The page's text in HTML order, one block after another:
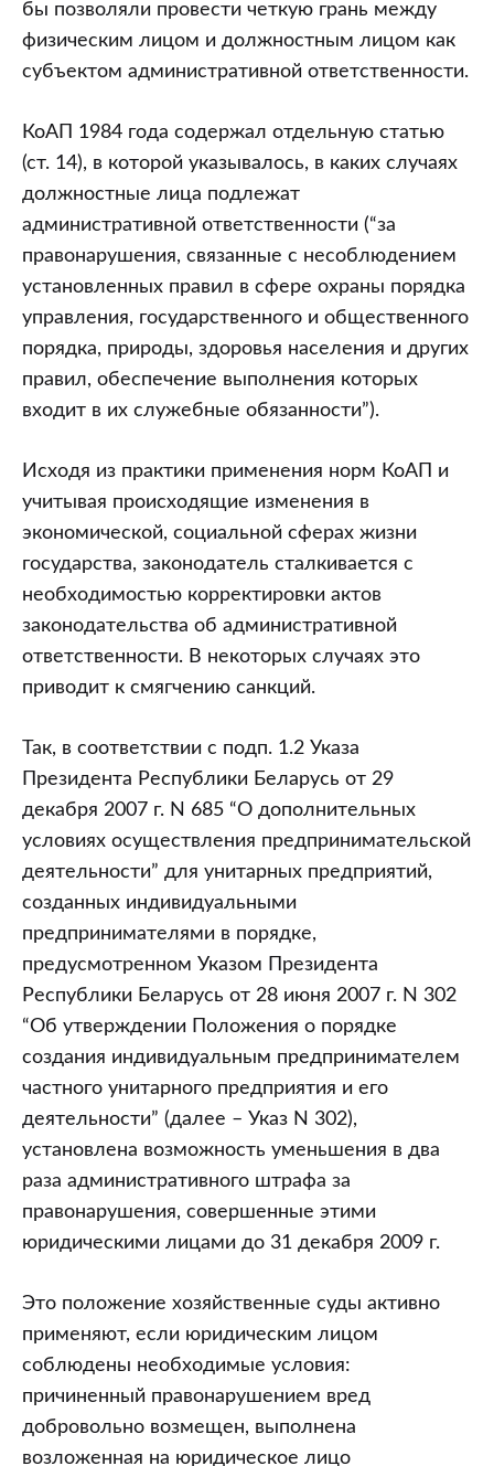
бы позволяли провести четкую грань между
физическим лицом и должностным лицом как
субъектом административной ответственности.
КоАП 1984 года содержал отдельную статью
(ст. 14), в которой указывалось, в каких случаях
должностные лица подлежат
административной ответственности (“за
правонарушения, связанные с несоблюдением
установленных правил в сфере охраны порядка
управления, государственного и общественного
порядка, природы, здоровья населения и других
правил, обеспечение выполнения которых
входит в их служебные обязанности”).
Исходя из практики применения норм КоАП и
учитывая происходящие изменения в
экономической, социальной сферах жизни
государства, законодатель сталкивается с
необходимостью корректировки актов
законодательства об административной
ответственности. В некоторых случаях это
приводит к смягчению санкций.
Так, в соответствии с подп. 1.2 Указа
Президента Республики Беларусь от 29
декабря 2007 г. N 685 “О дополнительных
условиях осуществления предпринимательской
деятельности” для унитарных предприятий,
созданных индивидуальными
предпринимателями в порядке,
предусмотренном Указом Президента
Республики Беларусь от 28 июня 2007 г. N 302
“Об утверждении Положения о порядке
создания индивидуальным предпринимателем
частного унитарного предприятия и его
деятельности” (далее – Указ N 302),
установлена возможность уменьшения в два
раза административного штрафа за
правонарушения, совершенные этими
юридическими лицами до 31 декабря 2009 г.
Это положение хозяйственные суды активно
применяют, если юридическим лицом
соблюдены необходимые условия:
причиненный правонарушением вред
добровольно возмещен, выполнена
возложенная на юридическое лицо